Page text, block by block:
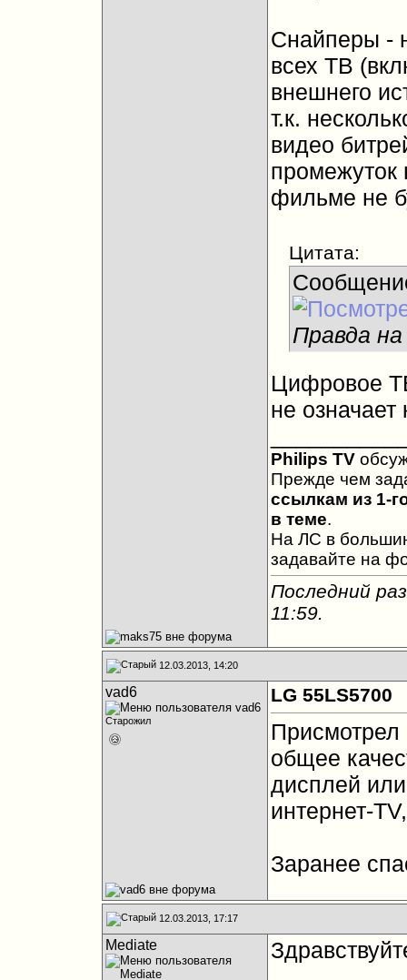
Снайперы -
всех ТВ
внешнего
т.к.
видео
фильме не
Цитата:
Правда
Цифровое
не означает
Philips TV
Прежде чем
ссылкам из 1-
в теме.
На ЛС в
задавайте на
Последний
11:59.
12.03.2013, 14:20
vad6
Старожил
LG 55LS5700
Присмотрел
общее
дисплей
интернет-
Заранее
12.03.2013, 17:17
Mediate